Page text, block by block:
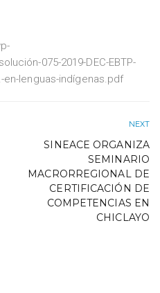
075-2019-DEC-EBTP-
lenguas-indígenas.pdf
NEXT
SINEACE ORGANIZA
SEMINARIO
MACRORREGIONAL DE
CERTIFICACIÓN DE
COMPETENCIAS EN
CHICLAYO